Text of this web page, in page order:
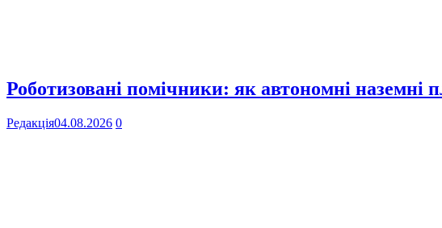
Роботизовані помічники: як автономні
Редакція04.08.2026 0